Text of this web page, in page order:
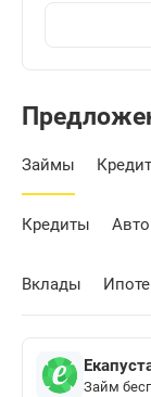
Займы
Кредиты
Вклады
Займ